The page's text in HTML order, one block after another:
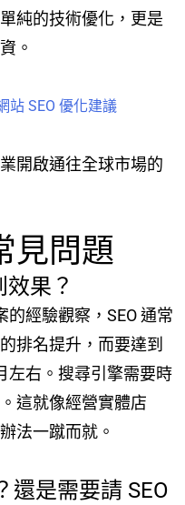
純的技術優化，更是
。
站 SEO 優化建議
開啟通往全球市場的
見問題
果？
經驗觀察，SEO 通常
排名提升，而要達到
左右。搜尋引擎需要時
這就像經營實體店
法一蹴而就。
還是需要請 SEO